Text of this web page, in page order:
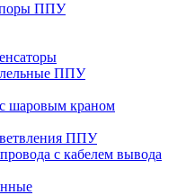
ППУ
ППУ
шаровым краном
ППУ
с кабелем вывода